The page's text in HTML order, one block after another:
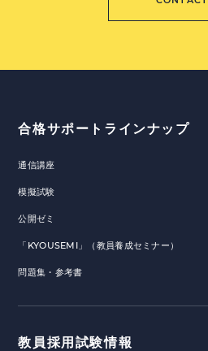
合格サポートラインナップ
通信講座
模擬試験
公開ゼミ
「KYOUSEMI」（教員養成セミナー）
問題集・参考書
教員採用試験情報